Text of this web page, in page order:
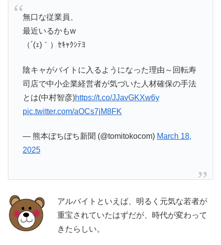
無口な従業員、
最近いるかもw
（´(ｪ)｀）ｾｷｬｸｼﾃﾖ
陰キャがバイトに入るようになった理由～回転寿
司店で中小企業経営者が気づいた人材確保の手法
とは(中村智彦)https://t.co/JJavGKXw6y
pic.twitter.com/aOCs7jM8FK
— 熊本ぼちぼち新聞 (@tomitokocom) March 18,
2025
アルバイトといえば、明るく元気な若者が
重宝されていたはずだが、時代が変わって
きたらしい。